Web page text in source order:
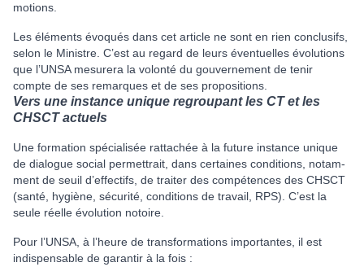
mo­tions.
Les éléments évoqués dans cet arti­cle ne sont en rien conclu­sifs,
selon le Ministre. C’est au regard de leurs éventuelles évolutions
que l’UNSA mesu­rera la volonté du gou­ver­ne­ment de tenir
compte de ses remar­ques et de ses pro­po­si­tions.
Vers une instance unique regroupant les CT et les
CHSCT actuels
Une for­ma­tion spé­cia­li­sée rat­ta­chée à la future ins­tance unique
de dia­lo­gue social per­met­trait, dans cer­tai­nes condi­tions, notam­
ment de seuil d’effec­tifs, de trai­ter des com­pé­ten­ces des CHSCT
(santé, hygiène, sécu­rité, condi­tions de tra­vail, RPS). C’est la
seule réelle évolution notoire.
Pour l’UNSA, à l’heure de trans­for­ma­tions impor­tan­tes, il est
indis­pen­sa­ble de garan­tir à la fois :